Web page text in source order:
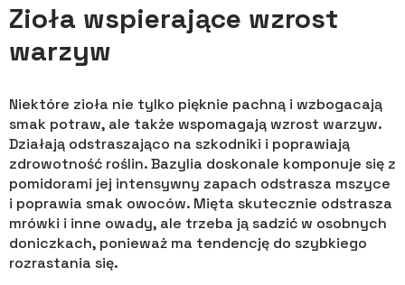
Zioła wspierające wzrost
warzyw
Niektóre zioła nie tylko pięknie pachną i wzbogacają
smak potraw, ale także wspomagają wzrost warzyw.
Działają odstraszająco na szkodniki i poprawiają
zdrowotność roślin. Bazylia doskonale komponuje się z
pomidorami jej intensywny zapach odstrasza mszyce
i poprawia smak owoców. Mięta skutecznie odstrasza
mrówki i inne owady, ale trzeba ją sadzić w osobnych
doniczkach, ponieważ ma tendencję do szybkiego
rozrastania się.